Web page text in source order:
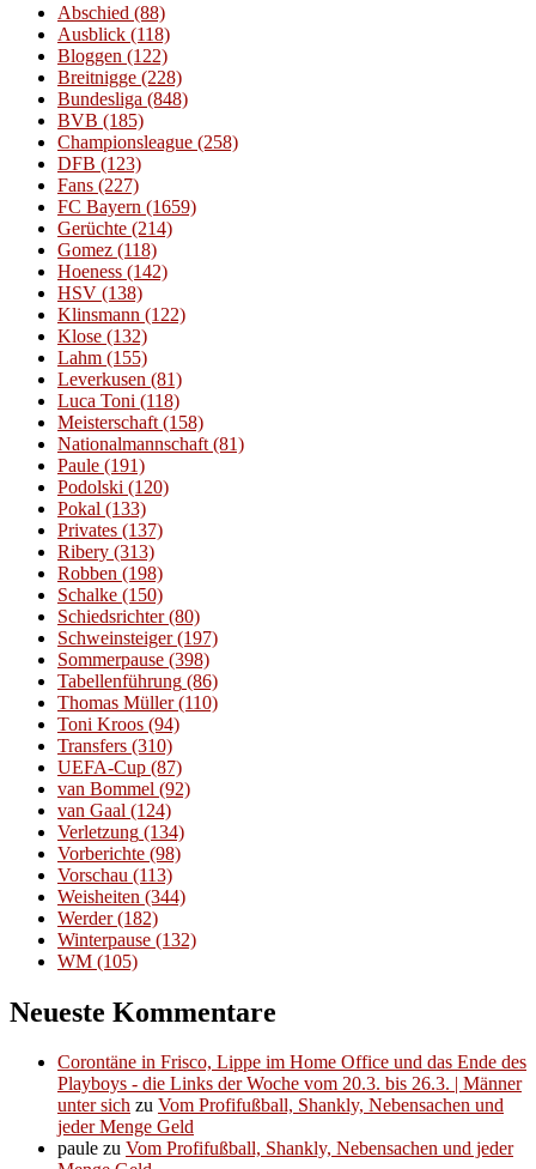
Abschied (88)
Ausblick (118)
Bloggen (122)
Breitnigge (228)
Bundesliga (848)
BVB (185)
Championsleague (258)
DFB (123)
Fans (227)
FC Bayern (1659)
Gerüchte (214)
Gomez (118)
Hoeness (142)
HSV (138)
Klinsmann (122)
Klose (132)
Lahm (155)
Leverkusen (81)
Luca Toni (118)
Meisterschaft (158)
Nationalmannschaft (81)
Paule (191)
Podolski (120)
Pokal (133)
Privates (137)
Ribery (313)
Robben (198)
Schalke (150)
Schiedsrichter(80)
Schweinsteiger(197)
Sommerpause (398)
Tabellenführung (86)
Thomas Müller(110)
Toni Kroos (94)
Transfers (310)
UEFA-Cup (87)
van Bommel (92)
van Gaal (124)
Verletzung (134)
Vorberichte (98)
Vorschau (113)
Weisheiten (344)
Werder(182)
Winterpause (132)
WM (105)
Neueste Kommentare
Corontäne in Frisco, Lippe im Home Office und das Ende des
Playboys - die Links der Woche vom 20.3. bis 26.3. | Männer
unter sich zu Vom Profifußball, Shankly, Nebensachen und
jeder Menge Geld
paule zu Vom Profifußball, Shankly, Nebensachen und jeder